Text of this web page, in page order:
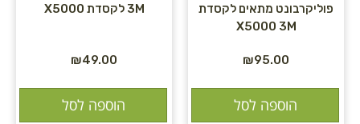
פוליקרבונט מתאים לקסדת
X5000 3M
₪95.00
הוספה לסל
3M לקסדת X5000
₪49.00
הוספה לסל